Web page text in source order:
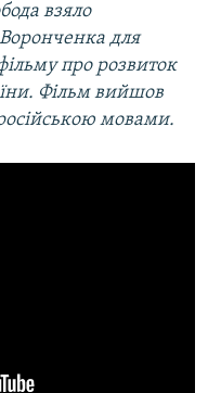
взяло
для
про розвиток
Фільм вийшов
мовами.